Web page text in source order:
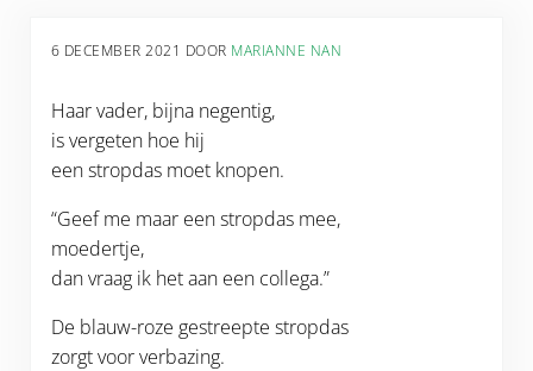
6 DECEMBER 2021 DOOR MARIANNE NAN
Haar vader, bijna negentig,
is vergeten hoe hij
een stropdas moet knopen.
“Geef me maar een stropdas mee,
moedertje,
dan vraag ik het aan een collega.”
De blauw-roze gestreepte stropdas
zorgt voor verbazing.